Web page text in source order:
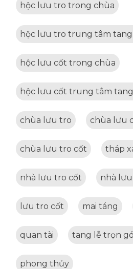
hộc lưu tro trong chùa
hộc lưu tro trung tâm
hộc lưu cốt trong chùa
hộc lưu cốt trung tâm
chùa lưu tro chùa lưu
chùa lưu tro cốt tháp
nhà lưu tro cốt nhà
lưu tro cốt mai táng
quan tài tang lễ trọn
phong thủy